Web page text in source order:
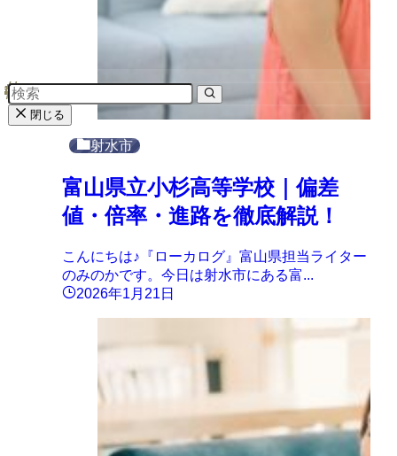
射水市
富山県立小杉高等学校｜偏差
値・倍率・進路を徹底解説！
こんにちは♪『ローカログ』富山県担当ライター
のみのかです。今日は射水市にある富...
2026年1月21日
閉じる